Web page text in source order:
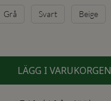
Grå Svart Beige
LÄGG I VARUKORGEN